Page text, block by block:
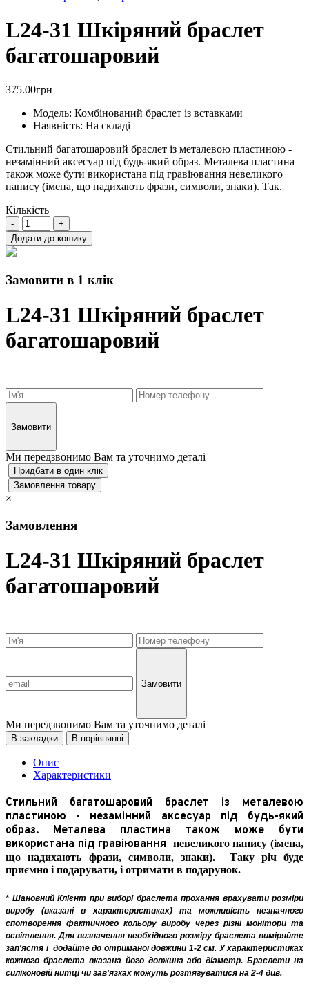
L24-31 Шкіряний браслет
багатошаровий
375.00грн
Модель: Комбінований браслет із вставками
Наявність: На складі
Стильний багатошаровий браслет із металевою пластиною -
незамінний аксесуар під будь-який образ. Металева пластина
також може бути використана під гравіювання невеликого
напису (імена, що надихають фрази, символи, знаки). Так.
Кількість
Додати до кошику
Замовити в 1 клік
L24-31 Шкіряний браслет
багатошаровий
Замовити
Ми передзвонимо Вам та уточнимо деталі
Придбати в один клік
Замовлення товару
×
Замовлення
L24-31 Шкіряний браслет
багатошаровий
Замовити
Ми передзвонимо Вам та уточнимо деталі
В закладки В порівнянні
Опис
Характеристики
Стильний багатошаровий браслет із металевою
пластиною - незамінний аксесуар під будь-який
образ. Металева пластина також може бути
використана під гравіювання
невеликого напису (імена,
що надихають фрази, символи, знаки). Таку річ буде
приємно і подарувати, і отримати в подарунок.
* Шановний Клієнт при виборі браслета прохання врахувати розміри
виробу (вказані в характеристиках) та можливість незначного
спотворення фактичного кольору виробу через різні монітори та
освітлення. Для визначення необхідного розміру браслета виміряйте
зап'ястя і додайте до отриманої довжини 1-2 см. У характеристиках
кожного браслета вказана його довжина або діаметр. Браслети на
силіконовій нитці чи зав'язках можуть розтягуватися на 2-4 див.